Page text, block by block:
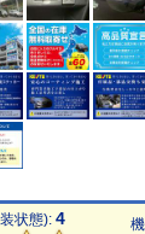
状態): 4